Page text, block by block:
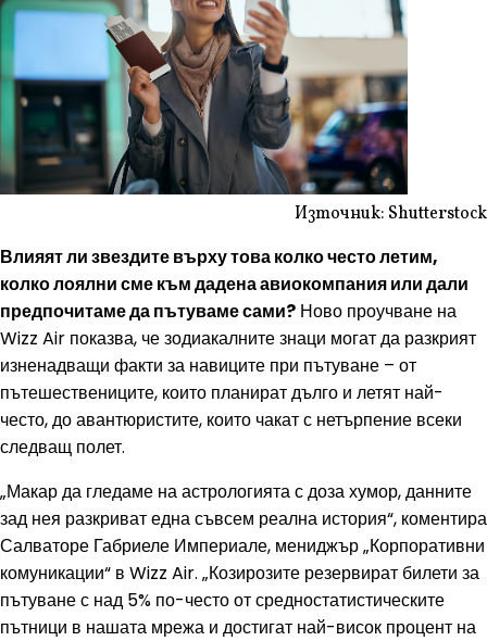
Източник: Shutterstock
Влияят ли звездите върху това колко често летим,
колко лоялни сме към дадена авиокомпания или дали
предпочитаме да пътуваме сами? Ново проучване на
Wizz Air показва, че зодиакалните знаци могат да разкрият
изненадващи факти за навиците при пътуване – от
пътешествениците, които планират дълго и летят най-
често, до авантюристите, които чакат с нетърпение всеки
следващ полет.
„Макар да гледаме на астрологията с доза хумор, данните
зад нея разкриват една съвсем реална история“, коментира
Салваторе Габриеле Империале, мениджър „Корпоративни
комуникации“ в Wizz Air. „Козирозите резервират билети за
пътуване с над 5% по-често от средностатистическите
пътници в нашата мрежа и достигат най-висок процент на